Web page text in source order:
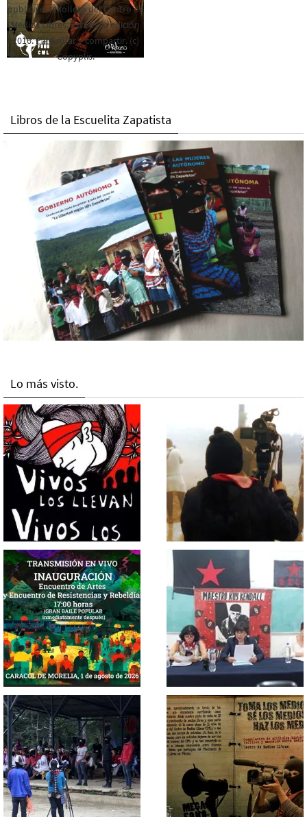
publica este folleto del Centro de
Medios Libres. Esta es la edición
2016. Para rolar y compartir. (c)
Copyplis.
Libros de la Escuelita Zapatista
Lo más visto.